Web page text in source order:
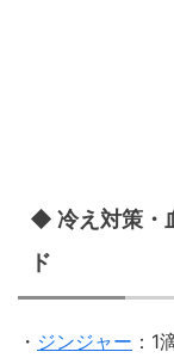
◆ 冷え対策・
ド
・ ジンジャー ：1